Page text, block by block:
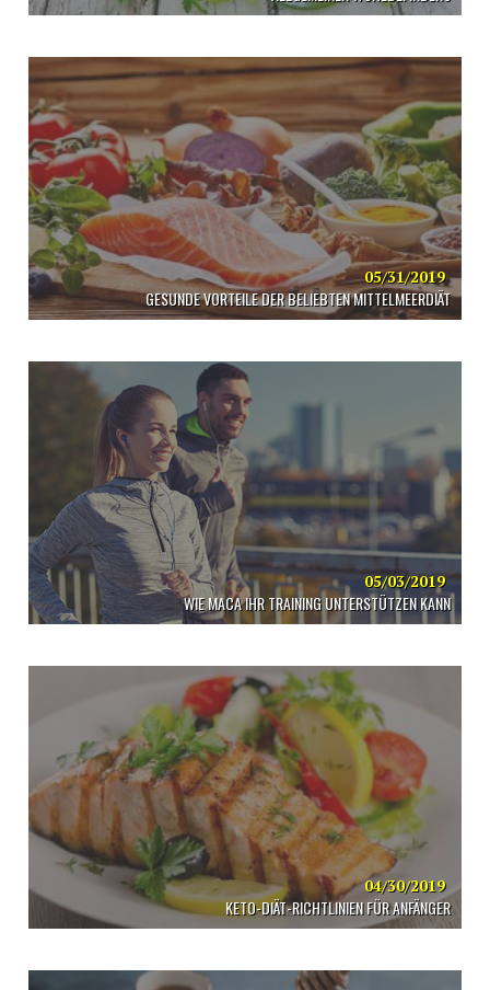
05/31/2019
GESUNDE VORTEILE DER BELIEBTEN MITTELMEERDIÄT
05/03/2019
WIE MACA IHR TRAINING UNTERSTÜTZEN KANN
04/30/2019
KETO-DIÄT-RICHTLINIEN FÜR ANFÄNGER